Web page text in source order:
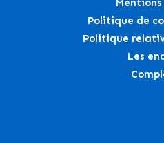
Politique de
Politique
Les